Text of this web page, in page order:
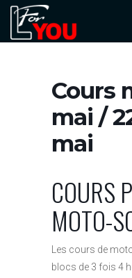
Cours
mai /
mai
COURS
MOTO-
Les cours de
blocs de 3 fois 4